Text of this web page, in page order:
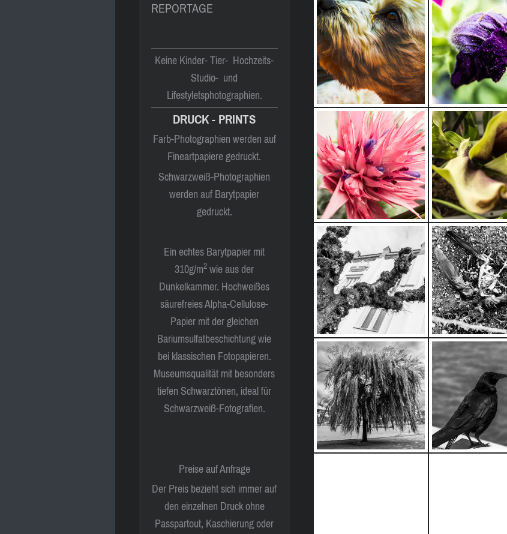
REPORTAGE
Keine Kinder- Tier- Hochzeits-
Studio- und
Lifestyletsphotographien.
DRUCK - PRINTS
Farb-Photographien werden auf
Fineartpapiere gedruckt.
Schwarzweiß-Photographien
werden auf Barytpapier
gedruckt.
Ein echtes Barytpapier mit
310g/m2 wie aus der
Dunkelkammer. Hochweißes
säurefreies Alpha-Cellulose-
Papier mit der gleichen
Bariumsulfatbeschichtung wie
bei klassischen Fotopapieren.
Museumsqualität mit besonders
tiefen Schwarztönen, ideal für
Schwarzweiß-Fotografien.
Preise auf Anfrage
Der Preis bezieht sich immer auf
den einzelnen Druck ohne
Passpartout, Kaschierung oder